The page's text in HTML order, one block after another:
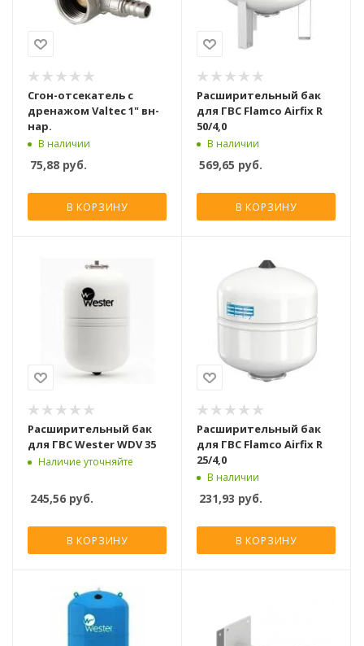
Сгон-отсекатель с
дренажом Valtec 1" вн-
нар.
В наличии
75,88 руб.
В КОРЗИНУ
Расширительный бак
для ГВС Flamco Airfix R
50/4,0
В наличии
569,65 руб.
В КОРЗИНУ
Расширительный бак
для ГВС Wester WDV 35
Наличие уточняйте
245,56 руб.
В КОРЗИНУ
Расширительный бак
для ГВС Flamco Airfix R
25/4,0
В наличии
231,93 руб.
В КОРЗИНУ